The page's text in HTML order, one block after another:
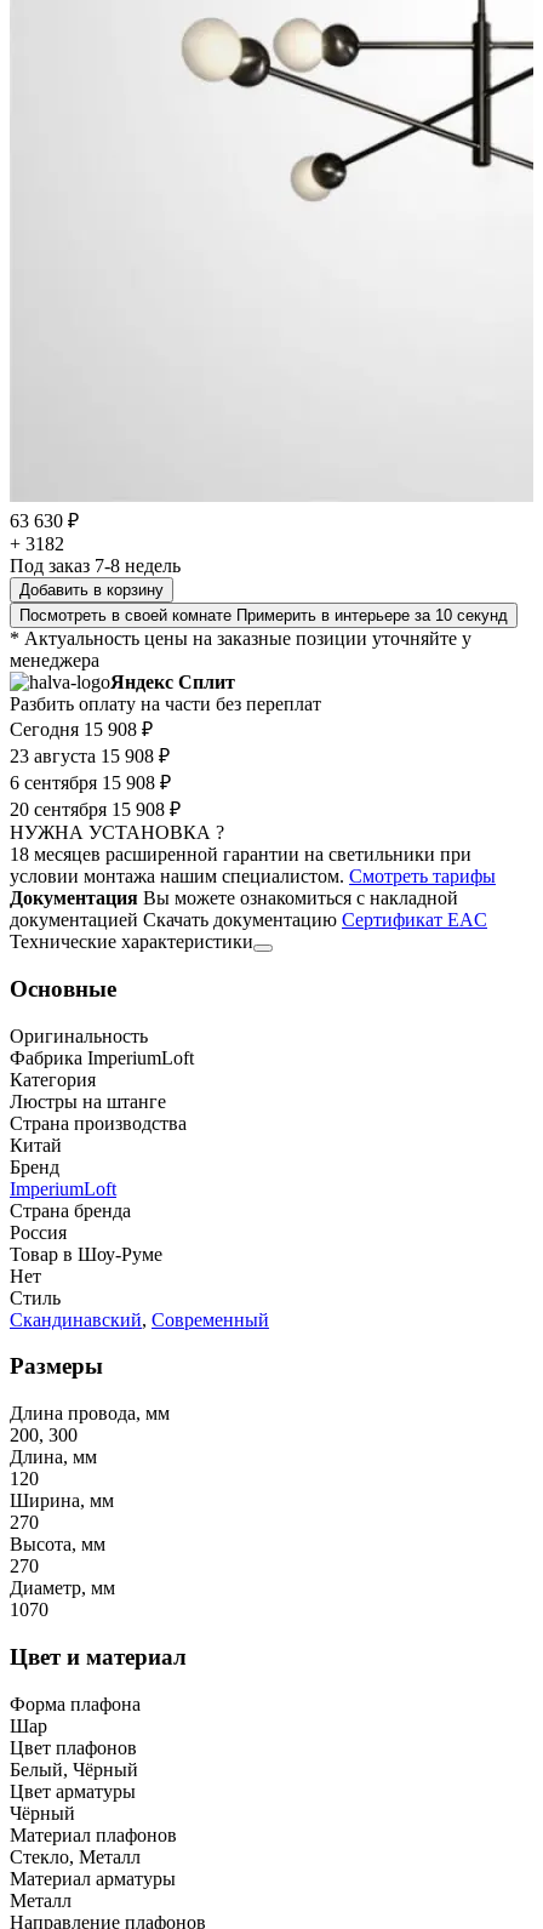
63 630 ₽
+ 3182
Под заказ 7-8 недель
Добавить в корзину
Посмотреть в своей комнате Примерить в интерьере за 10 секунд
* Актуальность цены на заказные позиции уточняйте у
менеджера
Яндекс Сплит
Разбить оплату на части без переплат
Сегодня 15 908 ₽
23 августа 15 908 ₽
6 сентября 15 908 ₽
20 сентября 15 908 ₽
НУЖНА УСТАНОВКА ?
18 месяцев расширенной гарантии на светильники при
условии монтажа нашим специалистом. Смотреть тарифы
Документация Вы можете ознакомиться с накладной
документацией Скачать документацию Cертификат EAC
Технические характеристики
Основные
Оригинальность
Фабрика ImperiumLoft
Категория
Люстры на штанге
Страна производства
Китай
Бренд
ImperiumLoft
Страна бренда
Россия
Товар в Шоу-Руме
Нет
Стиль
Скандинавский, Современный
Размеры
Длина провода, мм
200, 300
Длина, мм
120
Ширина, мм
270
Высота, мм
270
Диаметр, мм
1070
Цвет и материал
Форма плафона
Шар
Цвет плафонов
Белый, Чёрный
Цвет арматуры
Чёрный
Материал плафонов
Стекло, Металл
Материал арматуры
Металл
Направление плафонов